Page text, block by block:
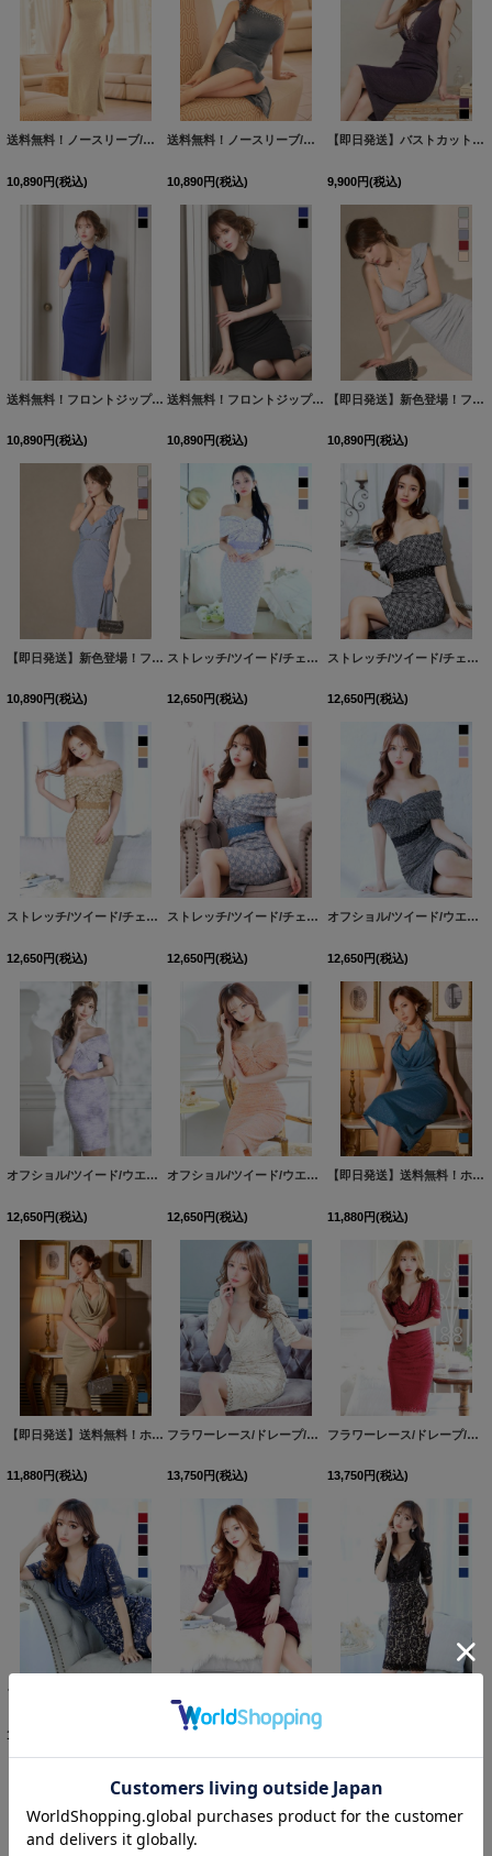
送料無料！ノースリーブ/アシメショルダー/パール/ビジュー/シアー/ラメ生地/タイト/スリット/ミディアムドレス/キャバドレス【S-Lサイズ/4カラー】[OF03]【YN】dzwFV
10,890円(税込)
送料無料！ノースリーブ/アシメショルダー/パール/ビジュー/シアー/ラメ生地/タイト/スリット/ミディアムドレス/キャバドレス【S-Lサイズ/4カラー】[OF03]【YN】dzwFV
10,890円(税込)
【即日発送】バストカットビジュータイトミディアムドレス/キャバドレス【S-Mサイズ/2カラー】[OF03]
9,900円(税込)
送料無料！フロントジップ/パフスリーブ/半袖/ストレッチ/タイト/ミディアムドレス/キャバドレス【S-Mサイズ/2カラー】[OF03]FV
10,890円(税込)
送料無料！フロントジップ/パフスリーブ/半袖/ストレッチ/タイト/ミディアムドレス/キャバドレス【S-Mサイズ/2カラー】[OF03]FV
10,890円(税込)
【即日発送】新色登場！フリル/ラメ生地/ノースリーブ/ビジュー/タイト/ミディアムドレス/キャバドレス【XS-Mサイズ/5カラー】[OF01] 【SB】dzwFV
10,890円(税込)
【即日発送】新色登場！フリル/ラメ生地/ノースリーブ/ビジュー/タイト/ミディアムドレス/キャバドレス【XS-Mサイズ/5カラー】[OF01] 【SB】dzwFV
10,890円(税込)
ストレッチ/ツイード/チェック/オフショルダー/ひざ丈/タイト/ワンピース/ミディアムドレス/キャバドレス【S-Lサイズ/4カラー】[HC02]
12,650円(税込)
ストレッチ/ツイード/チェック/オフショルダー/ひざ丈/タイト/ワンピース/ミディアムドレス/キャバドレス【S-Lサイズ/4カラー】[HC02]
12,650円(税込)
ストレッチ/ツイード/チェック/オフショルダー/ひざ丈/タイト/ワンピース/ミディアムドレス/キャバドレス【S-Lサイズ/4カラー】[HC02]
12,650円(税込)
ストレッチ/ツイード/チェック/オフショルダー/ひざ丈/タイト/ワンピース/ミディアムドレス/キャバドレス【S-Lサイズ/4カラー】[HC02]
12,650円(税込)
オフショル/ツイード/ウエストレース/ひざ丈/タイト/ミディアムドレス/キャバドレス【S-Lサイズ/4カラー】[HC02]
12,650円(税込)
オフショル/ツイード/ウエストレース/ひざ丈/タイト/ミディアムドレス/キャバドレス【S-Lサイズ/4カラー】[HC02]
12,650円(税込)
オフショル/ツイード/ウエストレース/ひざ丈/タイト/ミディアムドレス/キャバドレス【S-Lサイズ/4カラー】[HC02]
12,650円(税込)
【即日発送】送料無料！ホルターネック/ドレープ/ラメ/無地/ストレッチ/タイト/セットアップ/ミディアムドレス/キャバドレス【S-Mサイズ/2カラー】[OF03]【YN】dzwsFV
11,880円(税込)
【即日発送】送料無料！ホルターネック/ドレープ/ラメ/無地/ストレッチ/タイト/セットアップ/ミディアムドレス/キャバドレス【S-Mサイズ/2カラー】[OF03]【YN】dzwsFV
11,880円(税込)
フラワーレース/ドレープ/半袖/袖あり/タイト/膝丈/ワンピース/ミディアムドレス/キャバドレス【S-Mサイズ/1カラー】[HC02]
13,750円(税込)
フラワーレース/ドレープ/半袖/袖あり/タイト/膝丈/ワンピース/ミディアムドレス/キャバドレス【S-Mサイズ/1カラー】[HC02]
13,750円(税込)
13,750 13,750